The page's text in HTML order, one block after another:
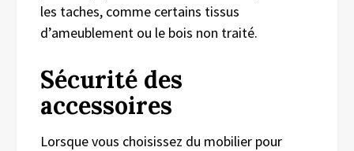
les taches, comme certains tissus
d’ameublement ou le bois non traité.
Sécurité des
accessoires
Lorsque vous choisissez du mobilier pour